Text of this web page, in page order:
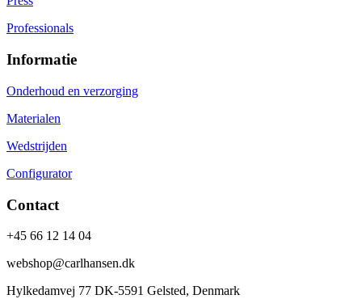
Professionals
Informatie
Onderhoud en verzorging
Materialen
Wedstrijden
Configurator
Contact
+45 66 12 14 04
webshop@carlhansen.dk
Hylkedamvej 77 DK-5591 Gelsted, Denmark